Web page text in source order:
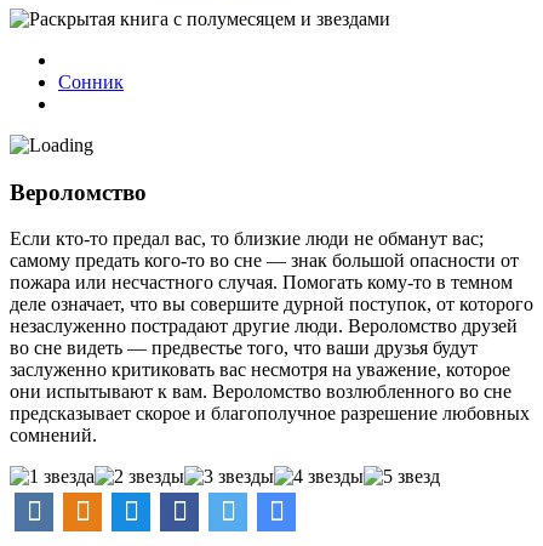
Сонник
Вероломство
Если кто-то предал вас, то близкие люди не обманут вас;
самому предать кого-то во сне — знак большой опасности от
пожара или несчастного случая. Помогать кому-то в темном
деле означает, что вы совершите дурной поступок, от которого
незаслуженно пострадают другие люди. Вероломство друзей
во сне видеть — предвестье того, что ваши друзья будут
заслуженно критиковать вас несмотря на уважение, которое
они испытывают к вам. Вероломство возлюбленного во сне
предсказывает скорое и благополучное разрешение любовных
сомнений.